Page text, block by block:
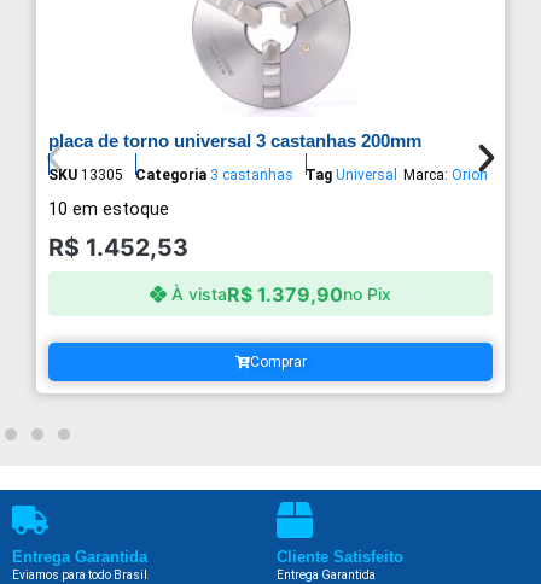
placa de torno universal 3 castanhas 200mm
SKU 13305 Categoria 3 castanhas Tag Universal Marca: Orion
10 em estoque
R$ 1.452,53
À vistaR$ 1.379,90no Pix
Comprar
Entrega Garantida
Eviamos para todo Brasil
Cliente Satisfeito
Entrega Garantida